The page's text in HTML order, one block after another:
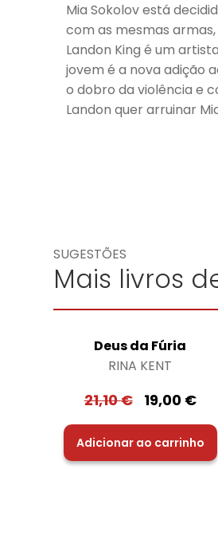
Mia Sokolov está
com as mesmas
Landon King é um
jovem é a nova adição
o dobro da violência e
Landon quer arruinar
SUGESTÕES
Mais livros
Deus da Fúria
RINA KENT
21,10€ 19,00 €
Adicionar ao carrinho